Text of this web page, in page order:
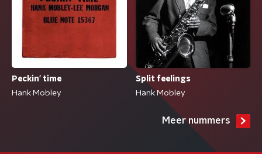
Peckin' time
Hank Mobley
Split feelings
Hank Mobley
Meer nummers